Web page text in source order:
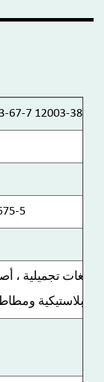
67-7 12003-38-2
5
تجميلية ،
بلاستيكية